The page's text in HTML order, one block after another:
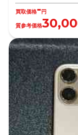
買取価格- 円
質参考価格